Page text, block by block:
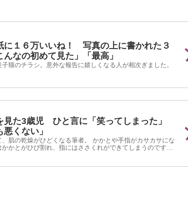
に１６万いいね！ 写真の上に書かれた３
なの初めて見た」「最高」
猫のチラシ。意外な報告に嬉しくなる人が相次ぎました。
見た3歳児 ひと言に「笑ってしまった」
悪くない」
肌の乾燥がひどくなる筆者。 かかとや手指がカサカサにな
かとがひび割れ、指にはささくれができてしまうのです。